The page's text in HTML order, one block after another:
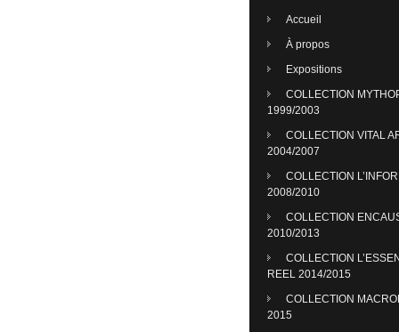
Accueil
À propos
Expositions
COLLECTION
1999/2003
COLLECTION VITAL
2004/2007
COLLECTION
2008/2010
COLLECTION
2010/2013
COLLECTION
REEL 2014/2015
COLLECTION
2015